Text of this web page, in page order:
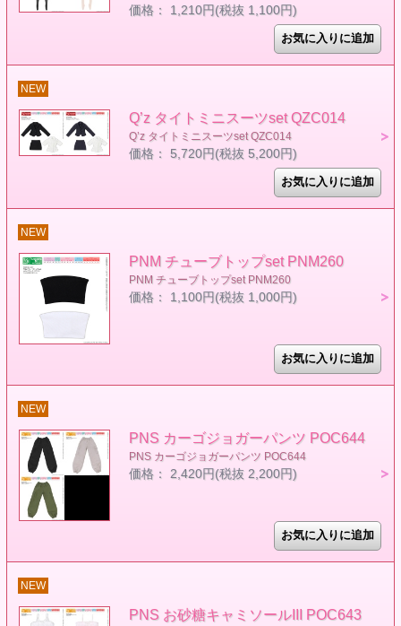
価格： 1,210円(税抜 1,100円)
NEW
Q’z タイトミニスーツset QZC014
Q’z タイトミニスーツset QZC014
価格： 5,720円(税抜 5,200円)
NEW
PNM チューブトップset PNM260
PNM チューブトップset PNM260
価格： 1,100円(税抜 1,000円)
NEW
PNS カーゴジョガーパンツ POC644
PNS カーゴジョガーパンツ POC644
価格： 2,420円(税抜 2,200円)
NEW
PNS お砂糖キャミソールIII POC643